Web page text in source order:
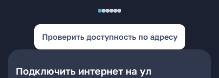
Проверить доступность по адресу
Подключить интернет на ул